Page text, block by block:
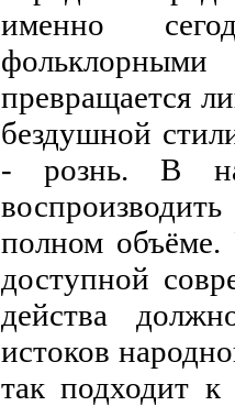
именно
превращается
бездушной
- рознь. В
полном
доступной
действа
истоков
так подходит